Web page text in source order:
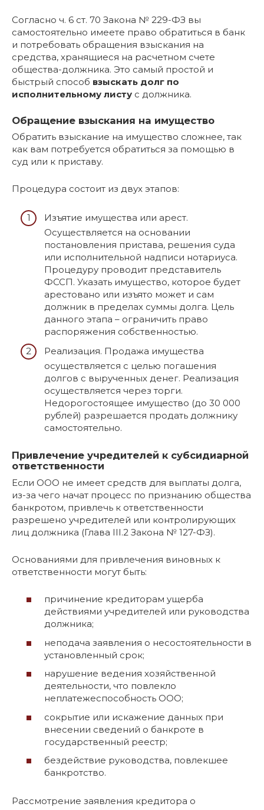
Согласно ч. 6 ст. 70 Закона № 229-ФЗ вы
самостоятельно имеете право обратиться в банк
и потребовать обращения взыскания на
средства, хранящиеся на расчетном счете
общества-должника. Это самый простой и
быстрый способ взыскать долг по
исполнительному листу с должника.
Обращение взыскания на имущество
Обратить взыскание на имущество сложнее, так
как вам потребуется обратиться за помощью в
суд или к приставу.
Процедура состоит из двух этапов:
Изъятие имущества или арест.
Осуществляется на основании
постановления пристава, решения суда
или исполнительной надписи нотариуса.
Процедуру проводит представитель
ФССП. Указать имущество, которое будет
арестовано или изъято может и сам
должник в пределах суммы долга. Цель
данного этапа – ограничить право
распоряжения собственностью.
Реализация. Продажа имущества
осуществляется с целью погашения
долгов с вырученных денег. Реализация
осуществляется через торги.
Недорогостоящее имущество (до 30 000
рублей) разрешается продать должнику
самостоятельно.
Привлечение учредителей к субсидиарной
ответственности
Если ООО не имеет средств для выплаты долга,
из-за чего начат процесс по признанию общества
банкротом, привлечь к ответственности
разрешено учредителей или контролирующих
лиц должника (Глава III.2 Закона № 127-ФЗ).
Основаниями для привлечения виновных к
ответственности могут быть:
причинение кредиторам ущерба
действиями учредителей или руководства
должника;
неподача заявления о несостоятельности в
установленный срок;
нарушение ведения хозяйственной
деятельности, что повлекло
неплатежеспособность ООО;
сокрытие или искажение данных при
внесении сведений о банкроте в
государственный реестр;
бездействие руководства, повлекшее
банкротство.
Рассмотрение заявления кредитора о